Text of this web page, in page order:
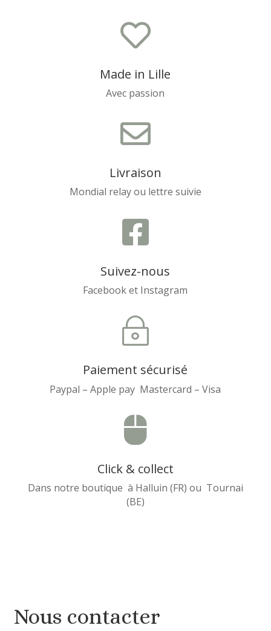

Made in Lille
Avec passion

Livraison
Mondial relay ou lettre suivie

Suivez-nous
Facebook et Instagram
~
Paiement sécurisé
Paypal – Apple pay Mastercard – Visa

Click & collect
Dans notre boutique à Halluin (FR) ou Tournai
(BE)
Nous contacter